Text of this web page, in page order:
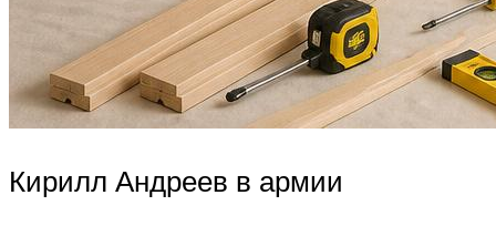
Кирилл Андреев в армии